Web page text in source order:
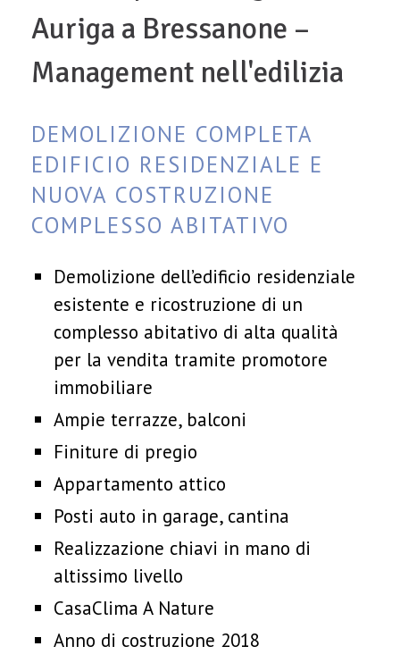
Auriga a Bressanone –
Management nell'edilizia
DEMOLIZIONE COMPLETA
EDIFICIO RESIDENZIALE E
NUOVA COSTRUZIONE
COMPLESSO ABITATIVO
Demolizione dell’edificio residenziale
esistente e ricostruzione di un
complesso abitativo di alta qualità
per la vendita tramite promotore
immobiliare
Ampie terrazze, balconi
Finiture di pregio
Appartamento attico
Posti auto in garage, cantina
Realizzazione chiavi in mano di
altissimo livello
CasaClima A Nature
Anno di costruzione 2018